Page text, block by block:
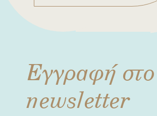
Εγγραφή στο
newsletter